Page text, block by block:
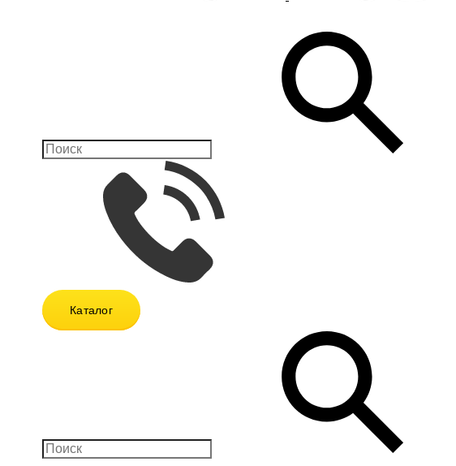
Каталог